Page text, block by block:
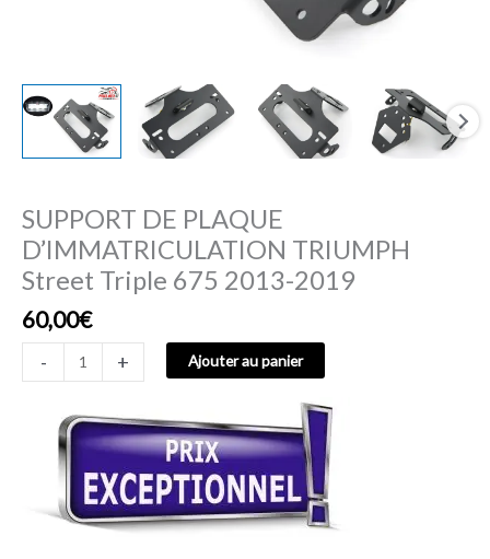
SUPPORT DE PLAQUE
D’IMMATRICULATION TRIUMPH
Street Triple 675 2013-2019
60,00€
- + Ajouter au panier